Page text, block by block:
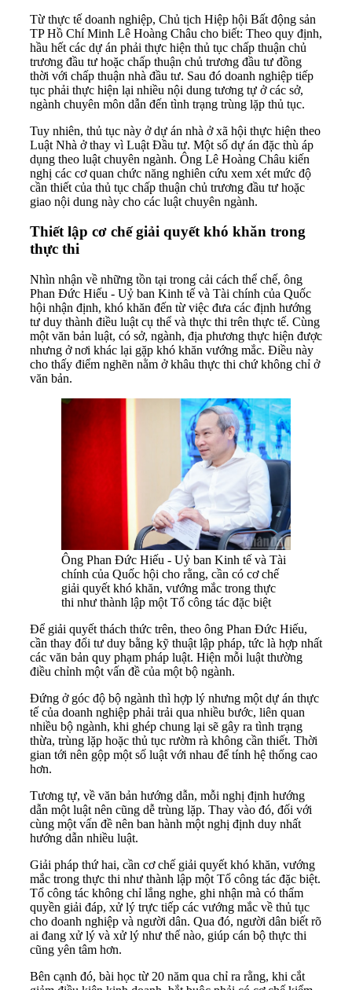
Từ thực tế doanh nghiệp, Chủ tịch Hiệp hội Bất động sản
TP Hồ Chí Minh Lê Hoàng Châu cho biết: Theo quy định,
hầu hết các dự án phải thực hiện thủ tục chấp thuận chủ
trương đầu tư hoặc chấp thuận chủ trương đầu tư đồng
thời với chấp thuận nhà đầu tư. Sau đó doanh nghiệp tiếp
tục phải thực hiện lại nhiều nội dung tương tự ở các sở,
ngành chuyên môn dẫn đến tình trạng trùng lặp thủ tục.
Tuy nhiên, thủ tục này ở dự án nhà ở xã hội thực hiện theo
Luật Nhà ở thay vì Luật Đầu tư. Một số dự án đặc thù áp
dụng theo luật chuyên ngành. Ông Lê Hoàng Châu kiến
nghị các cơ quan chức năng nghiên cứu xem xét mức độ
cần thiết của thủ tục chấp thuận chủ trương đầu tư hoặc
giao nội dung này cho các luật chuyên ngành.
Thiết lập cơ chế giải quyết khó khăn trong
thực thi
Nhìn nhận về những tồn tại trong cải cách thể chế, ông
Phan Đức Hiếu - Uỷ ban Kinh tế và Tài chính của Quốc
hội nhận định, khó khăn đến từ việc đưa các định hướng
tư duy thành điều luật cụ thể và thực thi trên thực tế. Cùng
một văn bản luật, có sở, ngành, địa phương thực hiện được
nhưng ở nơi khác lại gặp khó khăn vướng mắc. Điều này
cho thấy điểm nghẽn nằm ở khâu thực thi chứ không chỉ ở
văn bản.
Ông Phan Đức Hiếu - Uỷ ban Kinh tế và Tài
chính của Quốc hội cho rằng, cần có cơ chế
giải quyết khó khăn, vướng mắc trong thực
thi như thành lập một Tổ công tác đặc biệt
Để giải quyết thách thức trên, theo ông Phan Đức Hiếu,
cần thay đổi tư duy bằng kỹ thuật lập pháp, tức là hợp nhất
các văn bản quy phạm pháp luật. Hiện mỗi luật thường
điều chỉnh một vấn đề của một bộ ngành.
Đứng ở góc độ bộ ngành thì hợp lý nhưng một dự án thực
tế của doanh nghiệp phải trải qua nhiều bước, liên quan
nhiều bộ ngành, khi ghép chung lại sẽ gây ra tình trạng
thừa, trùng lặp hoặc thủ tục rườm rà không cần thiết. Thời
gian tới nên gộp một số luật với nhau để tính hệ thống cao
hơn.
Tương tự, về văn bản hướng dẫn, mỗi nghị định hướng
dẫn một luật nên cũng dễ trùng lặp. Thay vào đó, đối với
cùng một vấn đề nên ban hành một nghị định duy nhất
hướng dẫn nhiều luật.
Giải pháp thứ hai, cần cơ chế giải quyết khó khăn, vướng
mắc trong thực thi như thành lập một Tổ công tác đặc biệt.
Tổ công tác không chỉ lắng nghe, ghi nhận mà có thẩm
quyền giải đáp, xử lý trực tiếp các vướng mắc về thủ tục
cho doanh nghiệp và người dân. Qua đó, người dân biết rõ
ai đang xử lý và xử lý như thế nào, giúp cán bộ thực thi
cũng yên tâm hơn.
Bên cạnh đó, bài học từ 20 năm qua chỉ ra rằng, khi cắt